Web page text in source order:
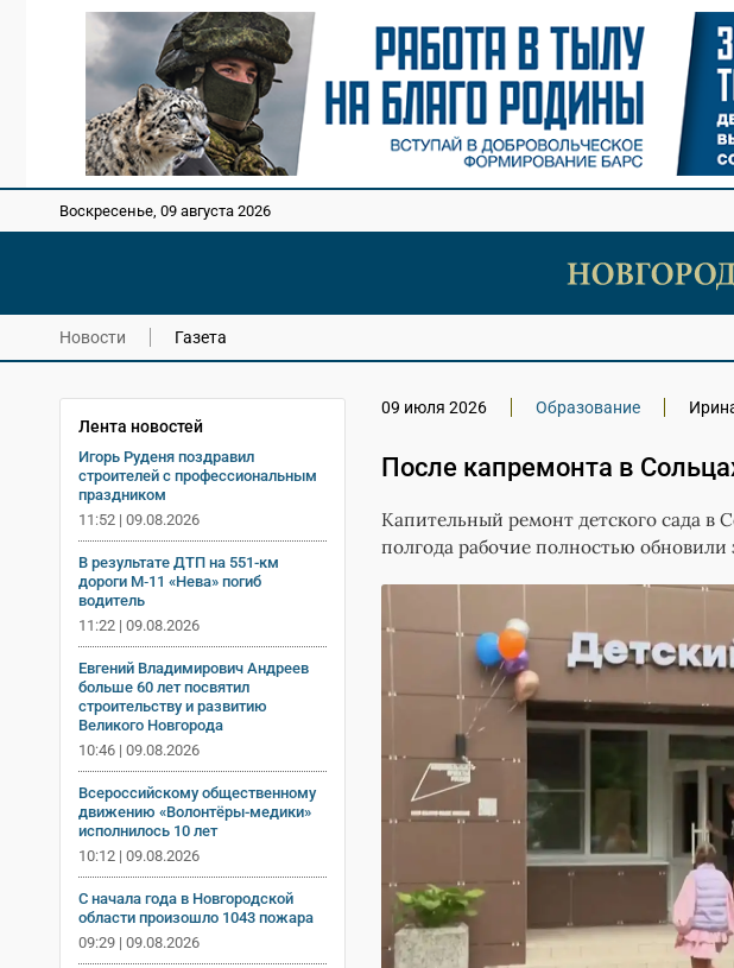
Воскресенье, 09 августа 2026
Новости Газета
Лента новостей
Игорь Руденя поздравил
строителей с профессиональным
праздником
11:52 | 09.08.2026
В результате ДТП на 551-км
дороги М‑11 «Нева» погиб
водитель
11:22 | 09.08.2026
Евгений Владимирович Андреев
больше 60 лет посвятил
строительству и развитию
Великого Новгорода
10:46 | 09.08.2026
Всероссийскому общественному
движению «Волонтёры-медики»
исполнилось 10 лет
10:12 | 09.08.2026
С начала года в Новгородской
области произошло 1043 пожара
09:29 | 09.08.2026
09 июля 2026 Образование
После капремонта в
Капительный ремонт детского сада в
полгода рабочие полностью обновили